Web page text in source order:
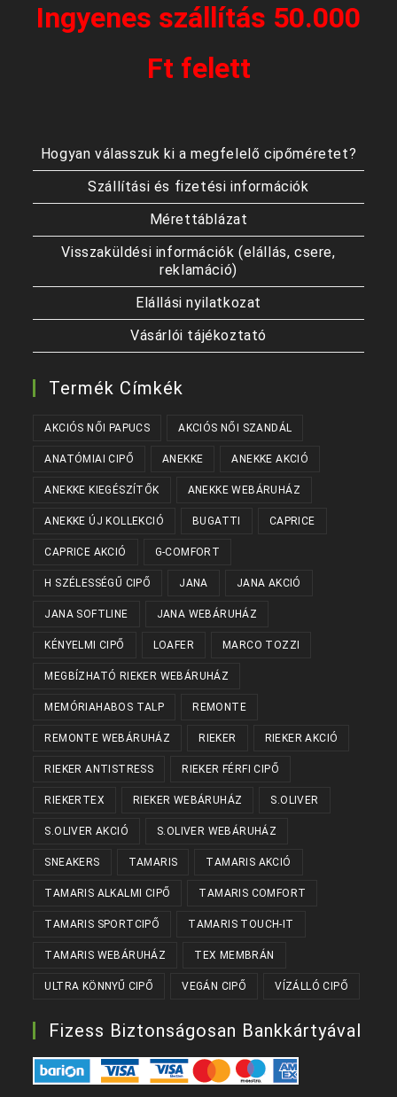
Ingyenes szállítás 50.000
Ft felett
Hogyan válasszuk ki a megfelelő cipőméretet?
Szállítási és fizetési információk
Mérettáblázat
Visszaküldési információk (elállás, csere,
reklamáció)
Elállási nyilatkozat
Vásárlói tájékoztató
Termék Címkék
AKCIÓS NŐI PAPUCS AKCIÓS NŐI SZANDÁL
ANATÓMIAI CIPŐ ANEKKE ANEKKE AKCIÓ
ANEKKE KIEGÉSZÍTŐK ANEKKE WEBÁRUHÁZ
ANEKKE ÚJ KOLLEKCIÓ BUGATTI CAPRICE
CAPRICE AKCIÓ G-COMFORT
H SZÉLESSÉGŰ CIPŐ JANA JANA AKCIÓ
JANA SOFTLINE JANA WEBÁRUHÁZ
KÉNYELMI CIPŐ LOAFER MARCO TOZZI
MEGBÍZHATÓ RIEKER WEBÁRUHÁZ
MEMÓRIAHABOS TALP REMONTE
REMONTE WEBÁRUHÁZ RIEKER RIEKER AKCIÓ
RIEKER ANTISTRESS RIEKER FÉRFI CIPŐ
RIEKERTEX RIEKER WEBÁRUHÁZ S.OLIVER
S.OLIVER AKCIÓ S.OLIVER WEBÁRUHÁZ
SNEAKERS TAMARIS TAMARIS AKCIÓ
TAMARIS ALKALMI CIPŐ TAMARIS COMFORT
TAMARIS SPORTCIPŐ TAMARIS TOUCH-IT
TAMARIS WEBÁRUHÁZ TEX MEMBRÁN
ULTRA KÖNNYŰ CIPŐ VEGÁN CIPŐ VÍZÁLLÓ CIPŐ
Fizess Biztonságosan Bankkártyával